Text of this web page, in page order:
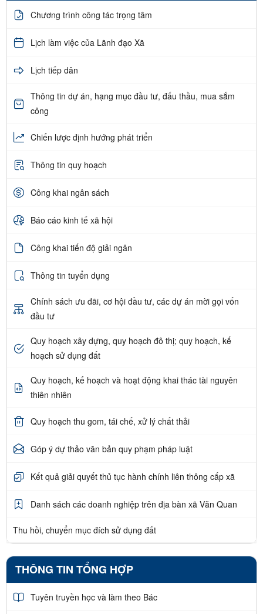
Chương trình công tác trọng tâm
Lịch làm việc của Lãnh đạo Xã
Lịch tiếp dân
Thông tin dự án, hạng mục đầu tư, đấu thầu, mua sắm
công
Chiến lược định hướng phát triển
Thông tin quy hoạch
Công khai ngân sách
Báo cáo kinh tế xã hội
Công khai tiến độ giải ngân
Thông tin tuyển dụng
Chính sách ưu đãi, cơ hội đầu tư, các dự án mời gọi vốn
đầu tư
Quy hoạch xây dựng, quy hoạch đô thị; quy hoạch, kế
hoạch sử dụng đất
Quy hoạch, kế hoạch và hoạt động khai thác tài nguyên
thiên nhiên
Quy hoạch thu gom, tái chế, xử lý chất thải
Góp ý dự thảo văn bản quy phạm pháp luật
Kết quả giải quyết thủ tục hành chính liên thông cấp xã
Danh sách các doanh nghiệp trên địa bàn xã Văn Quan
Thu hồi, chuyển mục đích sử dụng đất
THÔNG TIN TỔNG HỢP
Tuyên truyền học và làm theo Bác